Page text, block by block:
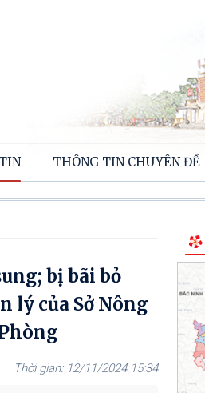
THÔNG TIN CHUYÊN ĐỀ
bị bãi bỏ
lý của Sở Nông
12/11/2024 15:34